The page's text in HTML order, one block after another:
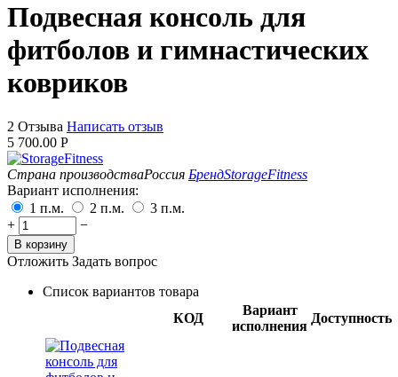
Подвесная консоль для
фитболов и гимнастических
ковриков
2 Отзыва Написать отзыв
5 700.00 Р
Страна производстваРоссия БрендStorageFitness
Вариант исполнения:
1 п.м.
2 п.м.
3 п.м.
+
−
В корзину
Отложить Задать вопрос
Список вариантов товара
КОД
Вариант
исполнения
Доступность